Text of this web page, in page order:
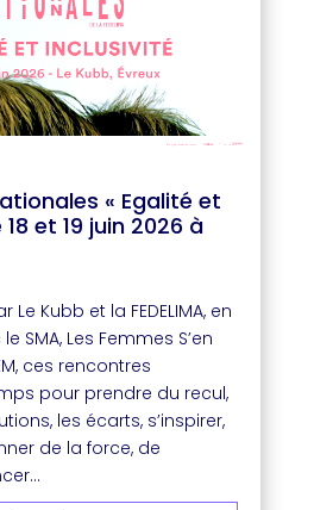
« Egalité et
et 19 juin 2026 à
Kubb et la FEDELIMA, en
SMA, Les Femmes S’en
ces rencontres
pour prendre du recul,
les écarts, s’inspirer,
de la force, de